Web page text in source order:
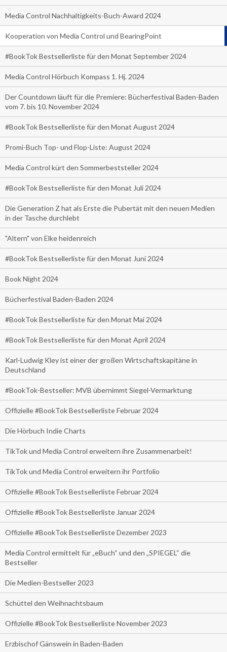
Media Control Nachhaltigkeits-Buch-Award 2024
Kooperation von Media Control und BearingPoint
#BookTok Bestsellerliste für den Monat September 2024
Media Control Hörbuch Kompass 1. Hj. 2024
Der Countdown läuft für die Premiere: Bücherfestival Baden-Baden
vom 7. bis 10. November 2024
#BookTok Bestsellerliste für den Monat August 2024
Promi-Buch Top- und Flop-Liste: August 2024
Media Control kürt den Sommerbeststeller 2024
#BookTok Bestsellerliste für den Monat Juli 2024
Die Generation Z hat als Erste die Pubertät mit den neuen Medien
in der Tasche durchlebt
"Altern" von Elke heidenreich
#BookTok Bestsellerliste für den Monat Juni 2024
Book Night 2024
Bücherfestival Baden-Baden 2024
#BookTok Bestsellerliste für den Monat Mai 2024
#BookTok Bestsellerliste für den Monat April 2024
Karl-Ludwig Kley ist einer der großen Wirtschaftskapitäne in
Deutschland
#BookTok-Bestseller: MVB übernimmt Siegel-Vermarktung
Offizielle #BookTok Bestsellerliste Februar 2024
Die Hörbuch Indie Charts
TikTok und Media Control erweitern ihre Zusammenarbeit!
TikTok und Media Control erweitern ihr Portfolio
Offizielle #BookTok Bestsellerliste Februar 2024
Offizielle #BookTok Bestsellerliste Januar 2024
Offizielle #BookTok Bestsellerliste Dezember 2023
Media Control ermittelt für „eBuch“ und den „SPIEGEL“ die
Bestseller
Die Medien-Bestseller 2023
Schüttel den Weihnachtsbaum
Offizielle #BookTok Bestsellerliste November 2023
Erzbischof Gänswein in Baden-Baden